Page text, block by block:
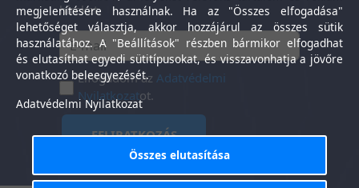
híreket.
Elfogadom azAdatvédelmi
Nyilatkozatot.
FELIRATKOZÁS
megjelenítésére használnak. Ha az "Összes elfogadása"
lehetőséget választja, akkor hozzájárul az összes sütik
használatához. A "Beállítások" részben bármikor elfogadhat
és elutasíthat egyedi sütitípusokat, és visszavonhatja a jövőre
vonatkozó beleegyezését.
Adatvédelmi Nyilatkozat
Összes elutasítása